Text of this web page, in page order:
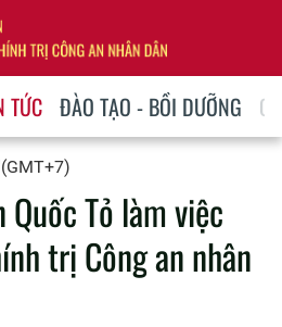
TỨC ĐÀO TẠO - BỒI DƯỠNG
Tỏ làm việc
trị Công an nhân